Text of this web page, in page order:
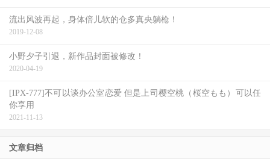
流出风波再起，身体倍儿软的仓多真央躺枪！
2019-12-08
小野夕子引退，新作品封面被修改！
2020-04-19
[IPX-777]不可以谈办公室恋爱 但是上司樱空桃（桜空もも）可以任
你享用
2021-11-13
文章归档